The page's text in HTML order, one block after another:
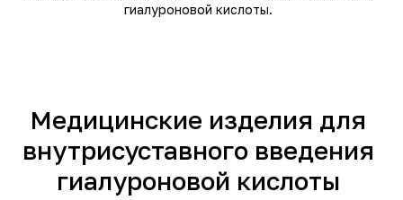
гиалуроновой кислоты.
Медицинские изделия для
внутрисуставного введения
гиалуроновой кислоты